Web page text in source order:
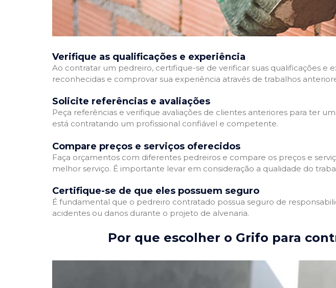
Verifique as qualificações e experiência
Ao contratar um pedreiro, certifique-se de verificar suas qualificações e
reconhecidas e comprovar sua experiência através de trabalhos
Solicite referências e avaliações
Peça referências e verifique avaliações de clientes anteriores para ter
está contratando um profissional confiável e competente.
Compare preços e serviços oferecidos
Faça orçamentos com diferentes pedreiros e compare os preços e
melhor serviço. É importante levar em consideração a qualidade do
Certifique-se de que eles possuem seguro
É fundamental que o pedreiro contratado possua seguro de
acidentes ou danos durante o projeto de alvenaria.
Por que escolher o Grifo para